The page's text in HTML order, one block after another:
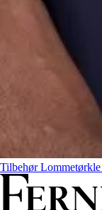
Tilbehør Lommetørkle